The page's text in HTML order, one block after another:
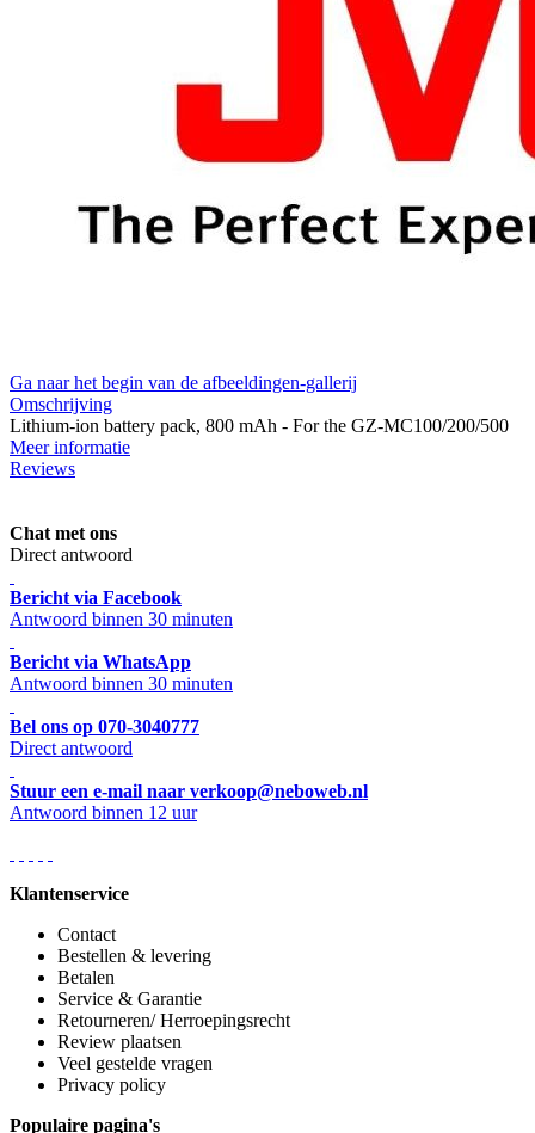
Ga naar het begin van de afbeeldingen-gallerij
Omschrijving
Lithium-ion battery pack, 800 mAh - For the GZ-MC100/200/500
Meer informatie
Reviews
Chat met ons
Direct antwoord
Bericht via Facebook
Antwoord binnen 30 minuten
Bericht via WhatsApp
Antwoord binnen 30 minuten
Bel ons op 070-3040777
Direct antwoord
Stuur een e-mail naar verkoop@neboweb.nl
Antwoord binnen 12 uur
Klantenservice
Contact
Bestellen & levering
Betalen
Service & Garantie
Retourneren/ Herroepingsrecht
Review plaatsen
Veel gestelde vragen
Privacy policy
Populaire pagina's